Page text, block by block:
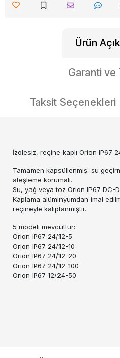
Ürün
Garanti ve
Taksit Seçenekleri
İzolesiz, reçine kaplı Orion IP67
Tamamen kapsüllenmiş: su
ateşleme korumalı.
Su, yağ veya toz Orion IP67 DC-
Kaplama alüminyumdan imal
reçineyle kalıplanmıştır.
5 modeli mevcuttur:
Orion IP67 24/12-5
Orion IP67 24/12-10
Orion IP67 24/12-20
Orion IP67 24/12-100
Orion IP67 12/24-50